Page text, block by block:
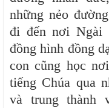
những nẻo
đi đến nơi Ngài
đồng hình đồng
con cũng học
tiếng Chúa qua
và trung thành